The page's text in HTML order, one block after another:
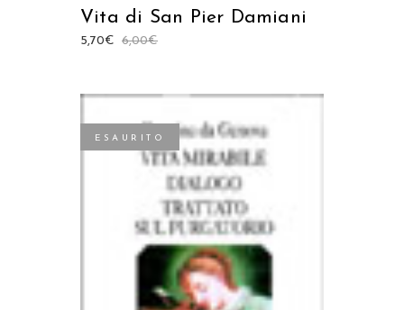
Vita di San Pier Damiani
6,00€
5,70€
ESAURITO
LEGGI TUTTO